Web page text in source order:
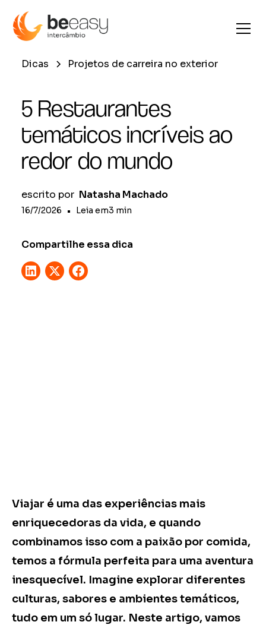
Dicas Projetos de carreira no exterior
5 Restaurantes
temáticos incríveis ao
redor do mundo
escrito por Natasha Machado
16/7/2026 • Leia em3 min
Compartilhe essa dica
Viajar é uma das experiências mais
enriquecedoras da vida, e quando
combinamos isso com a paixão por comida,
temos a fórmula perfeita para uma aventura
inesquecível. Imagine explorar diferentes
culturas, sabores e ambientes temáticos,
tudo em um só lugar. Neste artigo, vamos